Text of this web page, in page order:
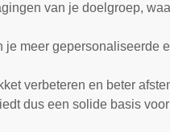
van je doelgroep,
meer
verbeteren en beter
dus een solide basis